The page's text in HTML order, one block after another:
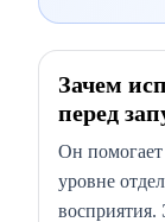
Зачем
перед
Он помогает
уровне
восприятия.